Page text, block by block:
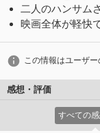
二人のハンサム
映画全体が軽快
この情報はユーザ
感想・評価
すべての